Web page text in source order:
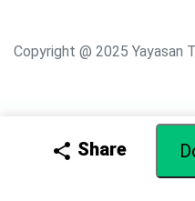
share Share
Copyright @ 2025 Yayasan